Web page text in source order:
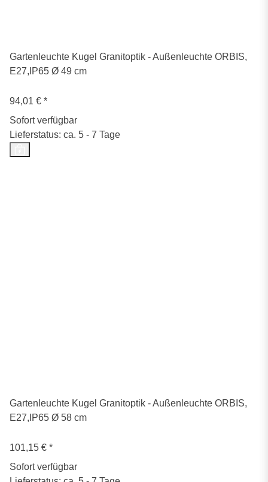
Gartenleuchte Kugel Granitoptik - Außenleuchte ORBIS,
E27,IP65 Ø 49 cm
94,01 € *
Sofort verfügbar
Lieferstatus: ca. 5 - 7 Tage
Gartenleuchte Kugel Granitoptik - Außenleuchte ORBIS,
E27,IP65 Ø 58 cm
101,15 € *
Sofort verfügbar